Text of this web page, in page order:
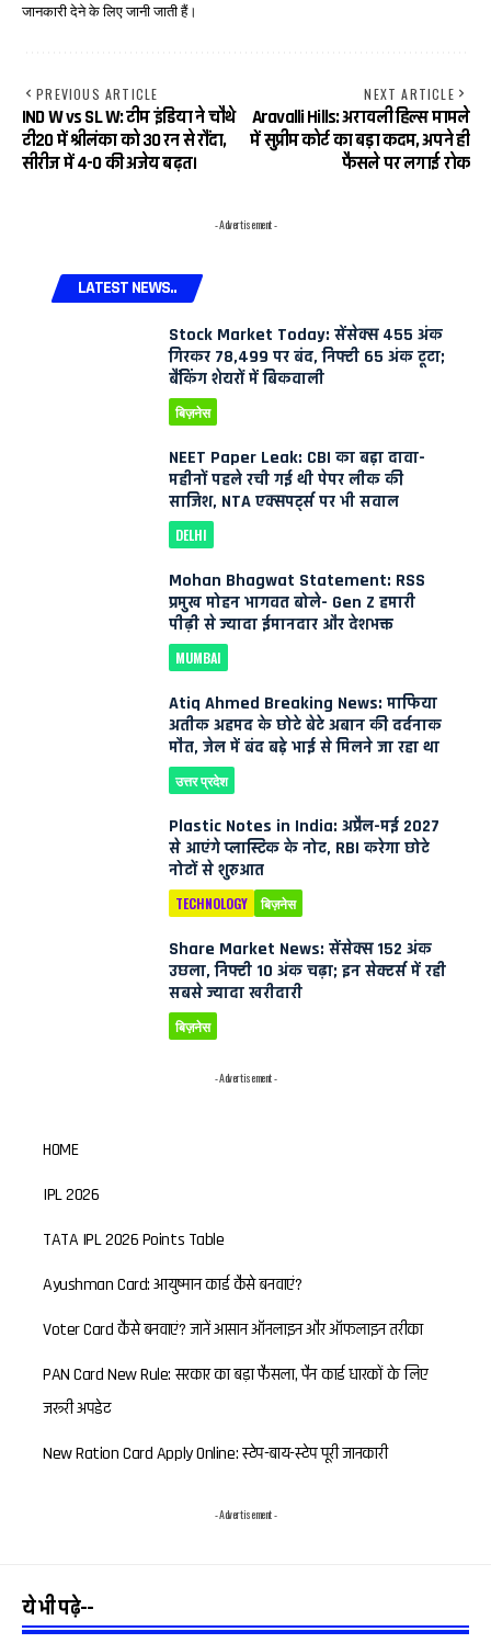
जानकारी देने के लिए जानी जाती हैं।
PREVIOUS ARTICLE
IND W vs SL W: टीम इंडिया ने चौथे
टी20 में श्रीलंका को 30 रन से रौंदा,
सीरीज में 4-0 की अजेय बढ़त।
NEXT ARTICLE
Aravalli Hills: अरावली हिल्स मामले
में सुप्रीम कोर्ट का बड़ा कदम, अपने ही
फैसले पर लगाई रोक
- Advertisement -
LATEST NEWS..
Stock Market Today: सेंसेक्स 455 अंक
गिरकर 78,499 पर बंद, निफ्टी 65 अंक टूटा;
बैंकिंग शेयरों में बिकवाली
बिज़नेस
NEET Paper Leak: CBI का बड़ा दावा-
महीनों पहले रची गई थी पेपर लीक की
साजिश, NTA एक्सपर्ट्स पर भी सवाल
DELHI
Mohan Bhagwat Statement: RSS
प्रमुख मोहन भागवत बोले- Gen Z हमारी
पीढ़ी से ज्यादा ईमानदार और देशभक्त
MUMBAI
Atiq Ahmed Breaking News: माफिया
अतीक अहमद के छोटे बेटे अबान की दर्दनाक
मौत, जेल में बंद बड़े भाई से मिलने जा रहा था
उत्तर प्रदेश
Plastic Notes in India: अप्रैल-मई 2027
से आएंगे प्लास्टिक के नोट, RBI करेगा छोटे
नोटों से शुरुआत
TECHNOLOGY बिज़नेस
Share Market News: सेंसेक्स 152 अंक
उछला, निफ्टी 10 अंक चढ़ा; इन सेक्टर्स में रही
सबसे ज्यादा खरीदारी
बिज़नेस
- Advertisement -
HOME
IPL 2026
TATA IPL 2026 Points Table
Ayushman Card: आयुष्मान कार्ड कैसे बनवाएं?
Voter Card कैसे बनवाएं? जानें आसान ऑनलाइन और ऑफलाइन तरीका
PAN Card New Rule: सरकार का बड़ा फैसला, पैन कार्ड धारकों के लिए
जरूरी अपडेट
New Ration Card Apply Online: स्टेप-बाय-स्टेप पूरी जानकारी
- Advertisement -
ये भी पढ़े--